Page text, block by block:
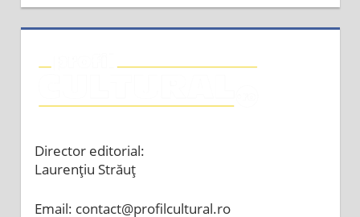
Director editorial:
Laurențiu Străuț
Email: contact@profilcultural.ro